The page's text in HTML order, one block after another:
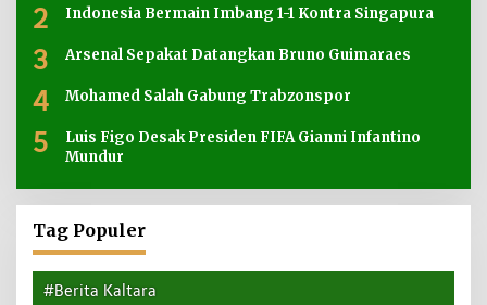
2 Indonesia Bermain Imbang 1-1 Kontra Singapura
3 Arsenal Sepakat Datangkan Bruno Guimaraes
4 Mohamed Salah Gabung Trabzonspor
5
Luis Figo Desak Presiden FIFA Gianni Infantino
Mundur
Tag Populer
#Berita Kaltara